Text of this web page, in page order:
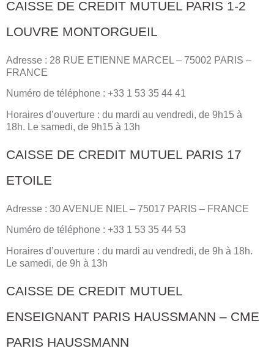
CAISSE DE CREDIT MUTUEL PARIS 1-2
LOUVRE MONTORGUEIL
Adresse : 28 RUE ETIENNE MARCEL – 75002 PARIS –
FRANCE
Numéro de téléphone : +33 1 53 35 44 41
Horaires d’ouverture : du mardi au vendredi, de 9h15 à
18h. Le samedi, de 9h15 à 13h
CAISSE DE CREDIT MUTUEL PARIS 17
ETOILE
Adresse : 30 AVENUE NIEL – 75017 PARIS – FRANCE
Numéro de téléphone : +33 1 53 35 44 53
Horaires d’ouverture : du mardi au vendredi, de 9h à 18h.
Le samedi, de 9h à 13h
CAISSE DE CREDIT MUTUEL
ENSEIGNANT PARIS HAUSSMANN – CME
PARIS HAUSSMANN